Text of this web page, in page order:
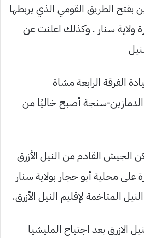
بفتح الطريق القومي الذي يربطها
ولاية سنار . وكذلك اعلنت عن
الفرقة الرابعة مشاة
سنجة أصبح خاليًا من
الجيش القادم من النيل الأزرق
محلية أبو حجار بولاية سنار
المتاخمة لإقليم النيل الأزرق.
الازرق بعد اجتياح المليشيا